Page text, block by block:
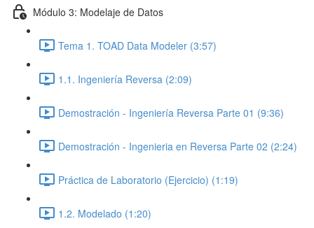
Módulo 3: Modelaje de Datos
Tema 1. TOAD Data Modeler (3:57)
1.1. Ingeniería Reversa (2:09)
Demostración - Ingeniería Reversa Parte 01 (9:36)
Demostración - Ingenieria en Reversa Parte 02 (2:24)
Práctica de Laboratorio (Ejercicio) (1:19)
1.2. Modelado (1:20)